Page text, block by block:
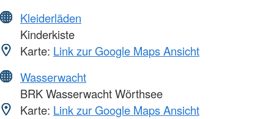
Kleiderläden
Kinderkiste
Karte: Link zur Google Maps Ansicht
Wasserwacht
BRK Wasserwacht Wörthsee
Karte: Link zur Google Maps Ansicht